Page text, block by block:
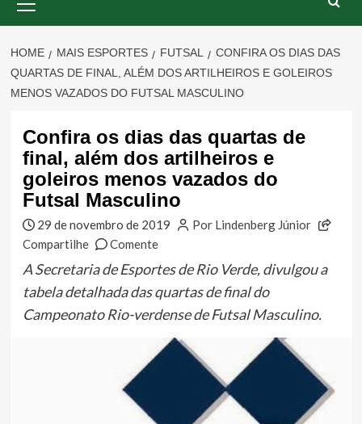
Menu
HOME MAIS ESPORTES FUTSAL
CONFIRA OS DIAS DAS
QUARTAS DE FINAL, ALÉM DOS ARTILHEIROS E GOLEIROS
MENOS VAZADOS DO FUTSAL MASCULINO
Confira os dias das quartas de
final, além dos artilheiros e
goleiros menos vazados do
Futsal Masculino
29 de novembro de 2019
Por Lindenberg Júnior
Compartilhe
Comente
A Secretaria de Esportes de Rio Verde, divulgou a
tabela detalhada das quartas de final do
Campeonato Rio-verdense de Futsal Masculino.